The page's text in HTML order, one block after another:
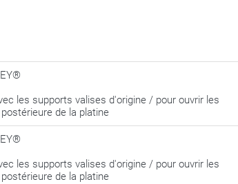
les supports valises d'origine / pour ouvrir les
de la platine
les supports valises d'origine / pour ouvrir les
de la platine